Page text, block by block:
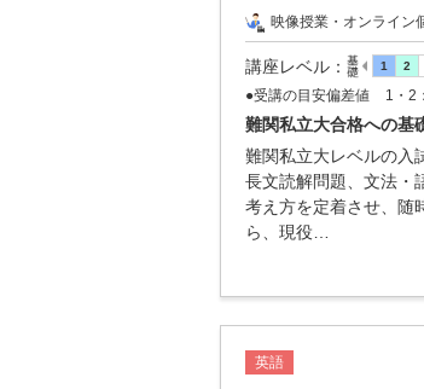
映像授業・オンライン
講座レベル ：
●受講の目安偏差値 1・2
難関私立大合格への基
難関私立大レベルの入
長文読解問題、文法・
考え方を定着させ、随
ら、現役…
英語